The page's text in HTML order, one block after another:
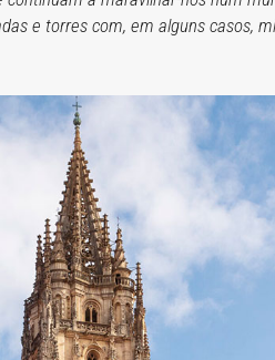
e torres com, em alguns casos,